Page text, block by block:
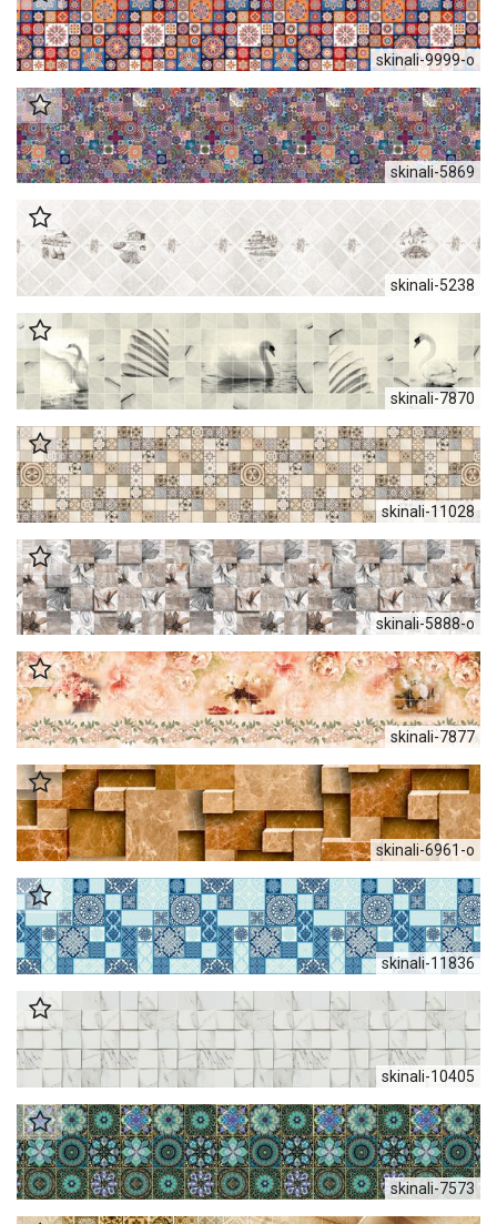
skinali-9999-o
skinali-5869
skinali-5238
skinali-7870
skinali-11028
skinali-5888-o
skinali-7877
skinali-6961-o
skinali-11836
skinali-10405
skinali-7573